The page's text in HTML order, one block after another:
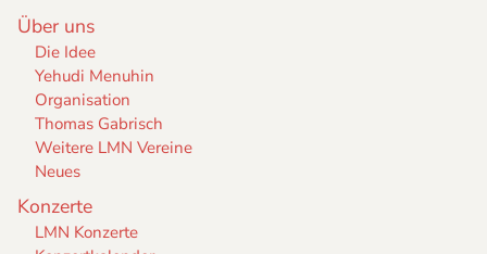
Über uns
Die Idee
Yehudi Menuhin
Organisation
Thomas Gabrisch
Weitere LMN Vereine
Neues
Konzerte
LMN Konzerte